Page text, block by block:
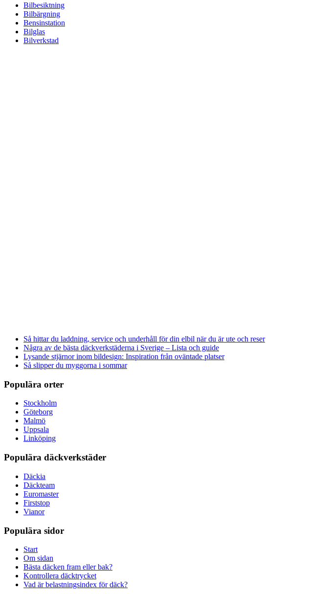
Bilbesiktning
Bilbärgning
Bensinstation
Bilglas
Bilverkstad
Så hittar du laddning, service och underhåll för din elbil när du är ute och reser
Några av de bästa däckverkstäderna i Sverige – Lista och guide
Lysande stjärnor inom bildesign: Inspiration från oväntade platser
Så slipper du myggorna i sommar
Populära orter
Stockholm
Göteborg
Malmö
Uppsala
Linköping
Populära däckverkstäder
Däckia
Däckteam
Euromaster
Firststop
Vianor
Populära sidor
Start
Om sidan
Bästa däcken fram eller bak?
Kontrollera däcktrycket
Vad är belastningsindex för däck?